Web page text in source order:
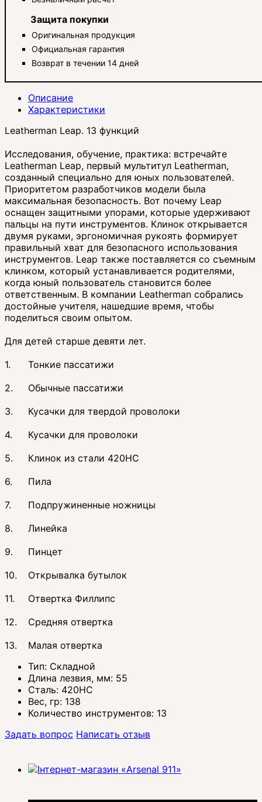
Защита покупки
Оригинальная продукция
Официальная гарантия
Возврат в течении 14 дней
Описание
Характеристики
Leatherman Leap. 13 функций
Исследования, обучение, практика: встречайте
Leatherman Leap, первый мультитул Leatherman,
созданный специально для юных пользователей.
Приоритетом разработчиков модели была
максимальная безопасность. Вот почему Leap
оснащен защитными упорами, которые удерживают
пальцы на пути инструментов. Клинок открывается
двумя руками, эргономичная рукоять формирует
правильный хват для безопасного использования
инструментов. Leap также поставляется со съемным
клинком, который устанавливается родителями,
когда юный пользователь становится более
ответственным. В компании Leatherman собрались
достойные учителя, нашедшие время, чтобы
поделиться своим опытом.
Для детей старше девяти лет.
1.
Тонкие пассатижи
2.
Обычные пассатижи
3.
Кусачки для твердой проволоки
4.
Кусачки для проволоки
5.
Клинок из стали 420НС
6.
Пила
7.
Подпружиненные ножницы
8.
Линейка
9.
Пинцет
10.
Открывалка бутылок
11.
Отвертка Филлипс
12.
Средняя отвертка
13.
Малая отвертка
Тип: Складной
Длина лезвия, мм: 55
Сталь: 420HC
Вес, гр: 138
Количество инструментов: 13
Задать вопрос Написать отзыв